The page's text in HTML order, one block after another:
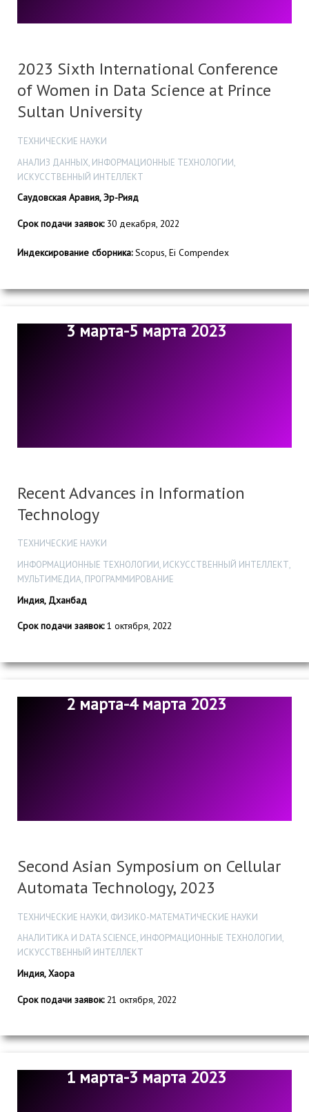
2023 Sixth International Conference
of Women in Data Science at Prince
Sultan University
ТЕХНИЧЕСКИЕ НАУКИ
АНАЛИЗ ДАННЫХ, ИНФОРМАЦИОННЫЕ ТЕХНОЛОГИИ,
ИСКУССТВЕННЫЙ ИНТЕЛЛЕКТ
Саудовская Аравия, Эр-Рияд
Срок подачи заявок:30 декабря, 2022
Индексирование сборника:Scopus, Ei Compendex
3 марта-5 марта 2023
Recent Advances in Information
Technology
ТЕХНИЧЕСКИЕ НАУКИ
ИНФОРМАЦИОННЫЕ ТЕХНОЛОГИИ, ИСКУССТВЕННЫЙ ИНТЕЛЛЕКТ,
МУЛЬТИМЕДИА, ПРОГРАММИРОВАНИЕ
Индия, Дханбад
Срок подачи заявок:1 октября, 2022
2 марта-4 марта 2023
Second Asian Symposium on Cellular
Automata Technology, 2023
ТЕХНИЧЕСКИЕ НАУКИ, ФИЗИКО-МАТЕМАТИЧЕСКИЕ НАУКИ
АНАЛИТИКА И DATA SCIENCE, ИНФОРМАЦИОННЫЕ ТЕХНОЛОГИИ,
ИСКУССТВЕННЫЙ ИНТЕЛЛЕКТ
Индия, Хаора
Срок подачи заявок:21 октября, 2022
1 марта-3 марта 2023